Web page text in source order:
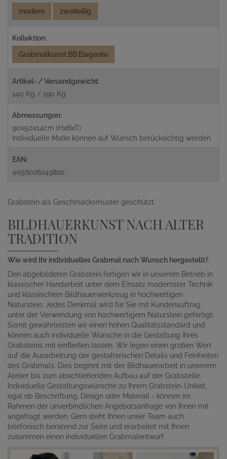
modern
zweiteilig
Kollektion:
Grabmalkunst BB Elegante
Artikel- / Versandgewicht:
140 Kg / 190 Kg
Abmessungen:
90x50x14cm (HxBxT)
Individuelle Maße können auf Wunsch berücksichtig werden
EAN:
4056026249820
Grabstein als Geschmacksmuster geschützt.
BILDHAUERKUNST NACH ALTER
TRADITION
Wie wird Ihr individuelles Grabmal nach Wunsch hergestellt?
Den abgebildeten Grabstein fertigen wir in unserem Betrieb in
klassischer Handarbeit unter dem Einsatz modernster Technik
und klassischem Bildhauerwerkzeug in hochwertigen
Naturstein. Jedes Denkmal wird für Sie mit Kundenauftrag
unter der Verwendung von hochwertigem Naturstein gefertigt.
Somit gewährleisten wir einen hohen Qualitätsstandard und
können auch individuelle Wünsche in die Gestaltung Ihres
Grabsteins mit einfließen lassen. Wir legen einen großen Wert
auf die Ausarbeitung der gestalterischen Details und Feinheiten
des Grabmals. Dies beginnt mit der Bildhauerarbeit in unserem
Atelier bis zum abschließenden Aufbau auf der Grabstelle.
Individuelle Gestaltungswünsche zu Ihrem Grabstein-Unikat,
egal ob Beschriftung, Design oder Material - können im
Rahmen der unverbindlichen Angebotsanfrage von Ihnen mit
angefragt werden. Gern steht Ihnen unser Team auch
telefonisch beratend zur Seite und erarbeitet mit Ihnen
zusammen einen individuellen Grabmalentwurf.